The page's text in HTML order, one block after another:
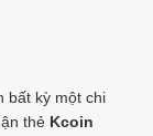
bất kỳ một chi
thẻ Kcoin